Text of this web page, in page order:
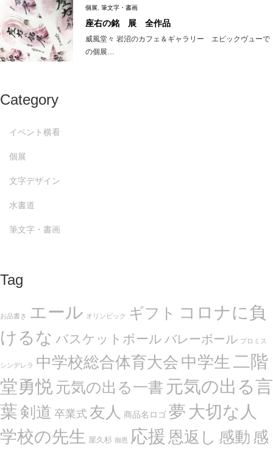
個展, 筆文字・書画
座右の銘 展 全作品
威風堂々 岩沼のカフェ＆ギャラリー エピックヴューで
の個展…
Category
イベント横看
個展
文字デザイン
水書道
筆文字・書画
Tag
お品書き エール オリンピック ギフト コロナに負
けるな バスケットボール バレーボール プロミス
シンデレラ 中学校総合体育大会 中学生 二階
堂勇悦 元気の出る一書 元気の出る言
葉剣道 卒業式 友人 商品名ロゴ 夢 大切な人
学校の先生 屋久杉 御恩 応援 恩返し 感動 感